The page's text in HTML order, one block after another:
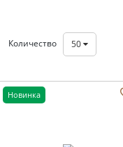
Количество 50
Новинка